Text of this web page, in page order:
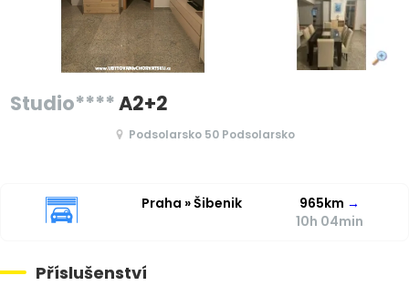
Studio****A2+2
Podsolarsko 50 Podsolarsko
Praha » Šibenik 965km →
10h 04min
Příslušenství